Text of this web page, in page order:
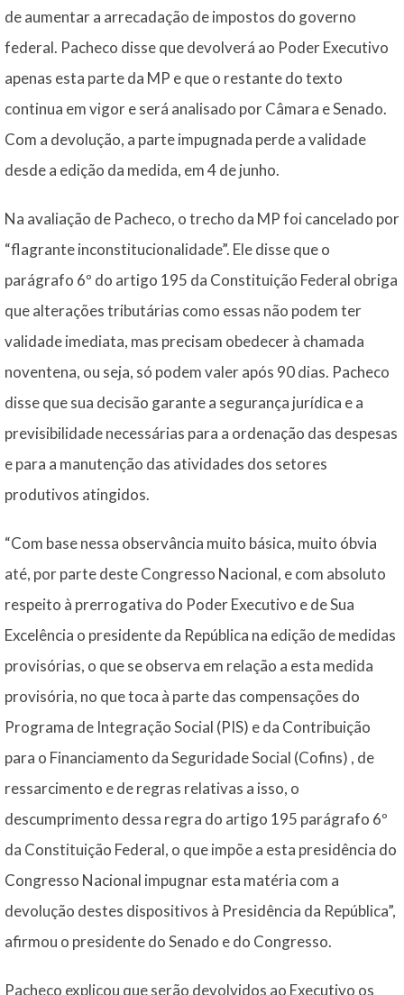
de aumentar a arrecadação de impostos do governo
federal. Pacheco disse que devolverá ao Poder Executivo
apenas esta parte da MP e que o restante do texto
continua em vigor e será analisado por Câmara e Senado.
Com a devolução, a parte impugnada perde a validade
desde a edição da medida, em 4 de junho.
Na avaliação de Pacheco, o trecho da MP foi cancelado por
“flagrante inconstitucionalidade”. Ele disse que o
parágrafo 6º do artigo 195 da Constituição Federal obriga
que alterações tributárias como essas não podem ter
validade imediata, mas precisam obedecer à chamada
noventena, ou seja, só podem valer após 90 dias. Pacheco
disse que sua decisão garante a segurança jurídica e a
previsibilidade necessárias para a ordenação das despesas
e para a manutenção das atividades dos setores
produtivos atingidos.
“Com base nessa observância muito básica, muito óbvia
até, por parte deste Congresso Nacional, e com absoluto
respeito à prerrogativa do Poder Executivo e de Sua
Excelência o presidente da República na edição de medidas
provisórias, o que se observa em relação a esta medida
provisória, no que toca à parte das compensações do
Programa de Integração Social (PIS) e da Contribuição
para o Financiamento da Seguridade Social (Cofins) , de
ressarcimento e de regras relativas a isso, o
descumprimento dessa regra do artigo 195 parágrafo 6º
da Constituição Federal, o que impõe a esta presidência do
Congresso Nacional impugnar esta matéria com a
devolução destes dispositivos à Presidência da República”,
afirmou o presidente do Senado e do Congresso.
Pacheco explicou que serão devolvidos ao Executivo os